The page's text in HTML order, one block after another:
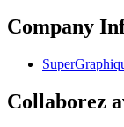
Company
Collaborez